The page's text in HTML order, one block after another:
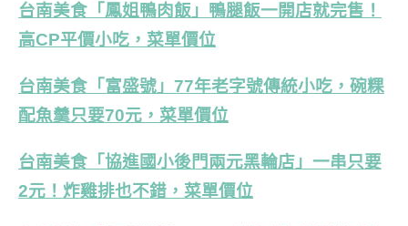
台南美食「鳳姐鴨肉飯」鴨腿飯一開店就完售！
高CP平價小吃，菜單價位
台南美食「富盛號」77年老字號傳統小吃，碗粿
配魚羹只要70元，菜單價位
台南美食「協進國小後門兩元黑輪店」一串只要
2元！炸雞排也不錯，菜單價位